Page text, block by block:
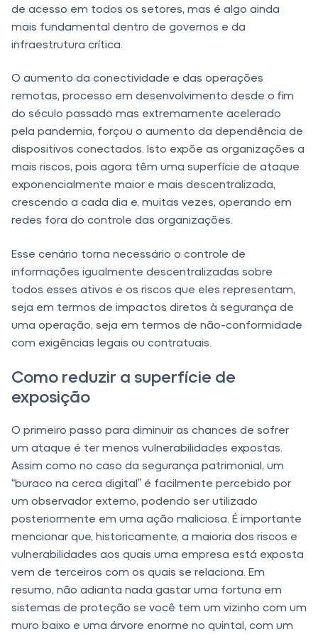
de acesso em todos os setores, mas é algo ainda
mais fundamental dentro de governos e da
infraestrutura crítica.
O aumento da conectividade e das operações
remotas, processo em desenvolvimento desde o fim
do século passado mas extremamente acelerado
pela pandemia, forçou o aumento da dependência de
dispositivos conectados. Isto expõe as organizações a
mais riscos, pois agora têm uma superfície de ataque
exponencialmente maior e mais descentralizada,
crescendo a cada dia e, muitas vezes, operando em
redes fora do controle das organizações.
Esse cenário torna necessário o controle de
informações igualmente descentralizadas sobre
todos esses ativos e os riscos que eles representam,
seja em termos de impactos diretos à segurança de
uma operação, seja em termos de não-conformidade
com exigências legais ou contratuais.
Como reduzir a superfície de
exposição
O primeiro passo para diminuir as chances de sofrer
um ataque é ter menos vulnerabilidades expostas.
Assim como no caso da segurança patrimonial, um
“buraco na cerca digital” é facilmente percebido por
um observador externo, podendo ser utilizado
posteriormente em uma ação maliciosa. É importante
mencionar que, historicamente, a maioria dos riscos e
vulnerabilidades aos quais uma empresa está exposta
vem de terceiros com os quais se relaciona. Em
resumo, não adianta nada gastar uma fortuna em
sistemas de proteção se você tem um vizinho com um
muro baixo e uma árvore enorme no quintal, com um